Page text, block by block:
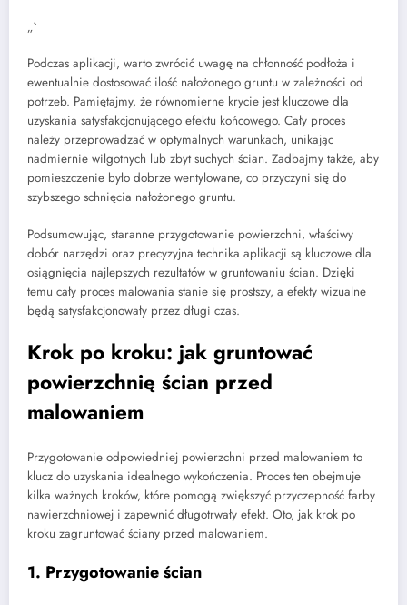
„`
Podczas aplikacji, warto zwrócić uwagę na chłonność podłoża i
ewentualnie dostosować ilość nałożonego gruntu w zależności od
potrzeb. Pamiętajmy, że równomierne krycie jest kluczowe dla
uzyskania satysfakcjonującego efektu końcowego. Cały proces
należy przeprowadzać w optymalnych warunkach, unikając
nadmiernie wilgotnych lub zbyt suchych ścian. Zadbajmy także, aby
pomieszczenie było dobrze wentylowane, co przyczyni się do
szybszego schnięcia nałożonego gruntu.
Podsumowując, staranne przygotowanie powierzchni, właściwy
dobór narzędzi oraz precyzyjna technika aplikacji są kluczowe dla
osiągnięcia najlepszych rezultatów w gruntowaniu ścian. Dzięki
temu cały proces malowania stanie się prostszy, a efekty wizualne
będą satysfakcjonowały przez długi czas.
Krok po kroku: jak gruntować
powierzchnię ścian przed
malowaniem
Przygotowanie odpowiedniej powierzchni przed malowaniem to
klucz do uzyskania idealnego wykończenia. Proces ten obejmuje
kilka ważnych kroków, które pomogą zwiększyć przyczepność farby
nawierzchniowej i zapewnić długotrwały efekt. Oto, jak krok po
kroku zagruntować ściany przed malowaniem.
1. Przygotowanie ścian